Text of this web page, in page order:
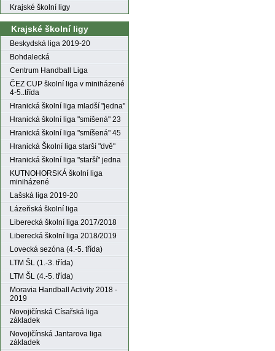
Krajské školní ligy
Krajské školní ligy
Beskydská liga 2019-20
Bohdalecká
Centrum Handball Liga
ČEZ CUP školní liga v miniházené
4-5..třída
Hranická školní liga mladší "jedna"
Hranická školní liga "smíšená" 23
Hranická školní liga "smíšená" 45
Hranická Školní liga starší "dvě"
Hranická školní liga "starší" jedna
KUTNOHORSKÁ školní liga
miniházené
Lašská liga 2019-20
Lázeňská školní liga
Liberecká školní liga 2017/2018
Liberecká školní liga 2018/2019
Lovecká sezóna (4.-5. třída)
LTM ŠL (1.-3. třída)
LTM ŠL (4.-5. třída)
Moravia Handball Activity 2018 -
2019
Novojičínská Císařská liga
základek
Novojičínská Jantarova liga
základek